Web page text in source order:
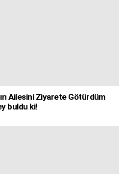
Ailesini Ziyarete Götürdüm
buldu ki!